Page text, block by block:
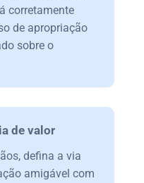
corretamente
de apropriação
sobre o
de valor
defina a via
amigável com